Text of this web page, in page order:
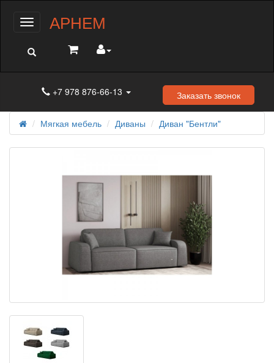
МенюАРНЕМ
+7 978 876-66-13 Заказать звонок
Мягкая мебель Диваны Диван "Бентли"